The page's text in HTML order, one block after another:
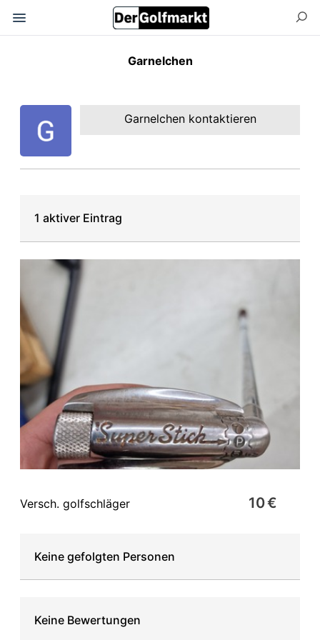
Garnelchen
Garnelchen kontaktieren
1 aktiver Eintrag
Versch. golfschläger 10 €
Keine gefolgten Personen
Keine Bewertungen